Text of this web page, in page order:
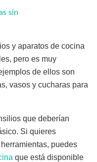
sin
y aparatos de cocina
pero es muy
de ellos son
vasos y cucharas para
que deberían
Si quieres
puedes
que está disponible